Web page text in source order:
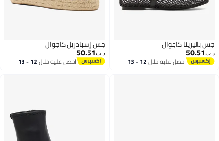
جس باليرينا كاجوال
د.ب‏50.51
احصل عليه خلال 12 - 13
جس إسبادريل كاجوال
د.ب‏50.51
احصل عليه خلال 12 - 13